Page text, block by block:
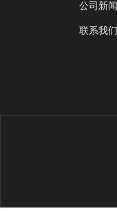
公司新闻
联系我们